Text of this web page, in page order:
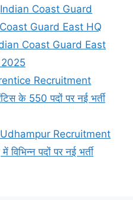
Indian Coast Guard
Guard East HQ
Coast Guard East
Recruitment
के 550 पदों पर नई भर्ती
Recruitment
विभिन्न पदों पर नई भर्ती